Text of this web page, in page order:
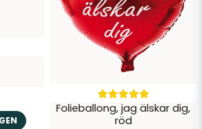
Folieballong, jag älskar dig,
röd